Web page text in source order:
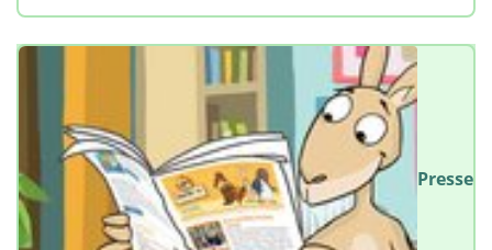
Presse